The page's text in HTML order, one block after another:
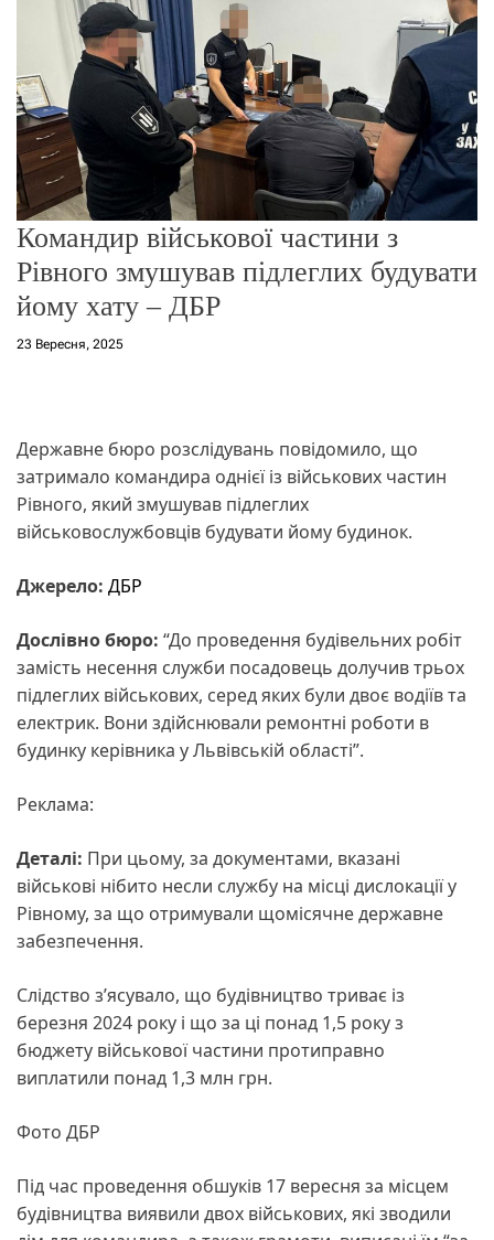
р
е
ж
и
м
у
​Командир військової частини з
Рівного змушував підлеглих будувати
йому хату – ДБР
23 Вересня, 2025
Державне бюро розслідувань повідомило, що
затримало командира однієї із військових частин
Рівного, який змушував підлеглих
військовослужбовців будувати йому будинок.
Джерело: ДБР
Дослівно бюро: “До проведення будівельних робіт
замість несення служби посадовець долучив трьох
підлеглих військових, серед яких були двоє водіїв та
електрик. Вони здійснювали ремонтні роботи в
будинку керівника у Львівській області”.
Реклама:
Деталі: При цьому, за документами, вказані
військові нібито несли службу на місці дислокації у
Рівному, за що отримували щомісячне державне
забезпечення.
Слідство з’ясувало, що будівництво триває із
березня 2024 року і що за ці понад 1,5 року з
бюджету військової частини протиправно
виплатили понад 1,3 млн грн.
Фото ДБР
Під час проведення обшуків 17 вересня за місцем
будівництва виявили двох військових, які зводили